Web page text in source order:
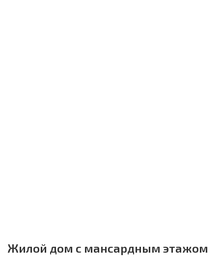
Жилой дом с мансардным этажом